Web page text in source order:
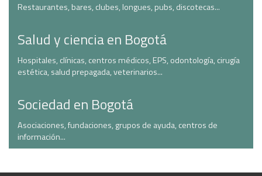
Restaurantes, bares, clubes, longues, pubs, discotecas...
Salud y ciencia en Bogotá
Hospitales, clínicas, centros médicos, EPS, odontología, cirugía
estética, salud prepagada, veterinarios...
Sociedad en Bogotá
Asociaciones, fundaciones, grupos de ayuda, centros de
información...